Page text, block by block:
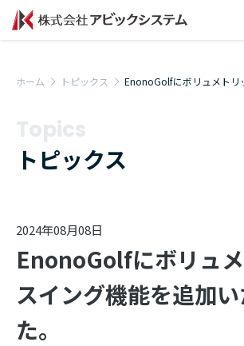
ホーム トピックス EnonoGolfにボリュメトリ
Topics
トピックス
2024年08月08日
EnonoGolfにボリュ
スイング機能を追加
た。